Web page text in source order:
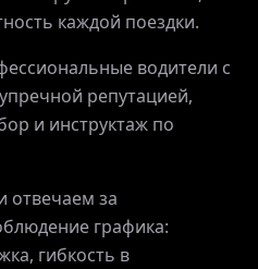
ВХОД
каждой поездки.
водители с
репутацией,
и инструктаж по
за
графика:
гибкость в